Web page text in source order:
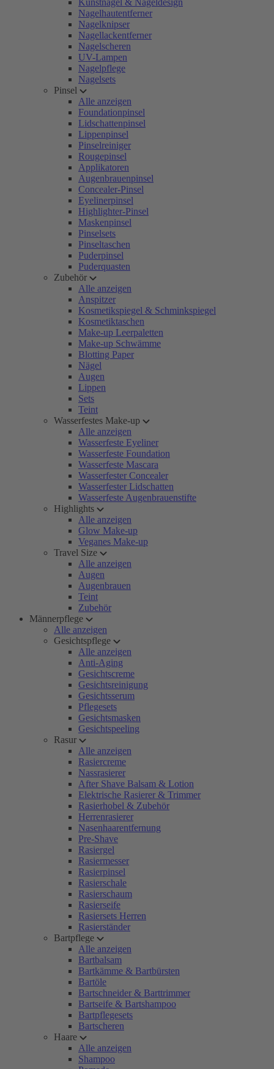
Kunstnägel & Nageldesign
Nagelhautentferner
Nagelknipser
Nagellackentferner
Nagelscheren
UV-Lampen
Nagelpflege
Nagelsets
Pinsel
Alle anzeigen
Foundationpinsel
Lidschattenpinsel
Lippenpinsel
Pinselreiniger
Rougepinsel
Applikatoren
Augenbrauenpinsel
Concealer-Pinsel
Eyelinerpinsel
Highlighter-Pinsel
Maskenpinsel
Pinselsets
Pinseltaschen
Puderpinsel
Puderquasten
Zubehör
Alle anzeigen
Anspitzer
Kosmetikspiegel & Schminkspiegel
Kosmetiktaschen
Make-up Leerpaletten
Make-up Schwämme
Blotting Paper
Nägel
Augen
Lippen
Sets
Teint
Wasserfestes Make-up
Alle anzeigen
Wasserfeste Eyeliner
Wasserfeste Foundation
Wasserfeste Mascara
Wasserfester Concealer
Wasserfester Lidschatten
Wasserfeste Augenbrauenstifte
Highlights
Alle anzeigen
Glow Make-up
Veganes Make-up
Travel Size
Alle anzeigen
Augen
Augenbrauen
Teint
Zubehör
Männerpflege
Alle anzeigen
Gesichtspflege
Alle anzeigen
Anti-Aging
Gesichtscreme
Gesichtsreinigung
Gesichtsserum
Pflegesets
Gesichtsmasken
Gesichtspeeling
Rasur
Alle anzeigen
Rasiercreme
Nassrasierer
After Shave Balsam & Lotion
Elektrische Rasierer & Trimmer
Rasierhobel & Zubehör
Herrenrasierer
Nasenhaarentfernung
Pre-Shave
Rasiergel
Rasiermesser
Rasierpinsel
Rasierschale
Rasierschaum
Rasierseife
Rasiersets Herren
Rasierständer
Bartpflege
Alle anzeigen
Bartbalsam
Bartkämme & Bartbürsten
Bartöle
Bartschneider & Barttrimmer
Bartseife & Bartshampoo
Bartpflegesets
Bartscheren
Haare
Alle anzeigen
Shampoo